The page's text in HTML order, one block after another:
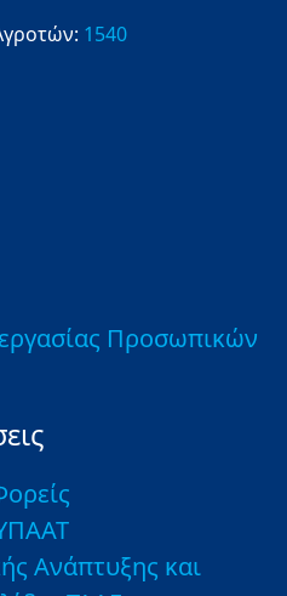
1540
Προσωπικών
Ανάπτυξης και